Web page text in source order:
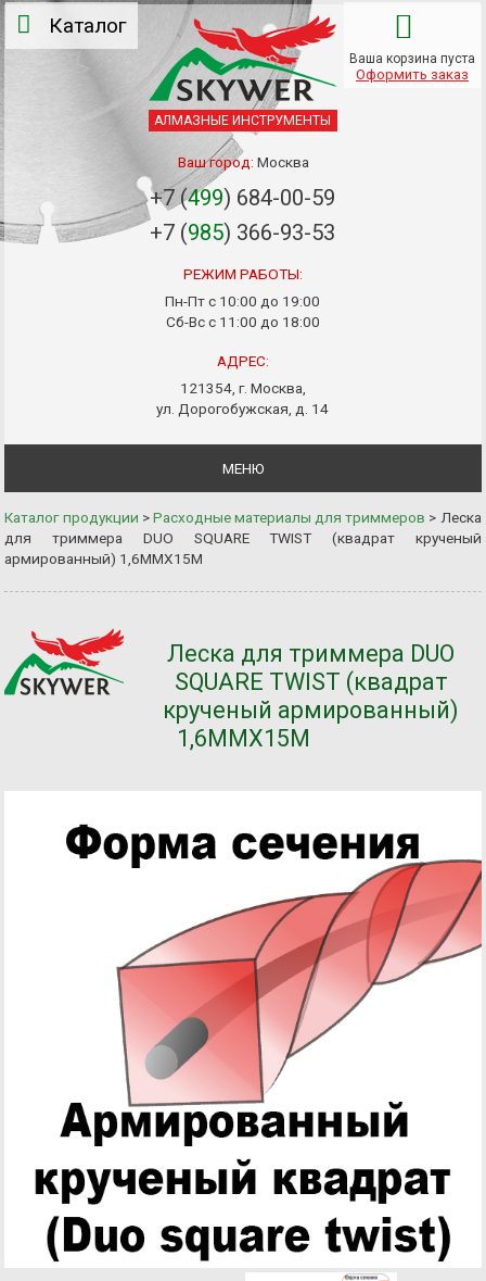
АЛМАЗНЫЕ ИНСТРУМЕНТЫ
Ваш город: Москва
+7 (499) 684-00-59
+7 (985) 366-93-53
РЕЖИМ РАБОТЫ:
Пн-Пт с 10:00 до 19:00
Сб-Вс с 11:00 до 18:00
АДРЕС:
121354, г. Москва,
ул. Дорогобужская, д. 14
Ваша корзина пуста
Оформить заказ
МЕНЮ
Каталог продукции >Расходные материалы для триммеров > Леска
для триммера DUO SQUARE TWIST (квадрат крученый
армированный) 1,6ММХ15М
Леска для триммера DUO
SQUARE TWIST (квадрат
крученый армированный)
1,6ММХ15М
Каталог